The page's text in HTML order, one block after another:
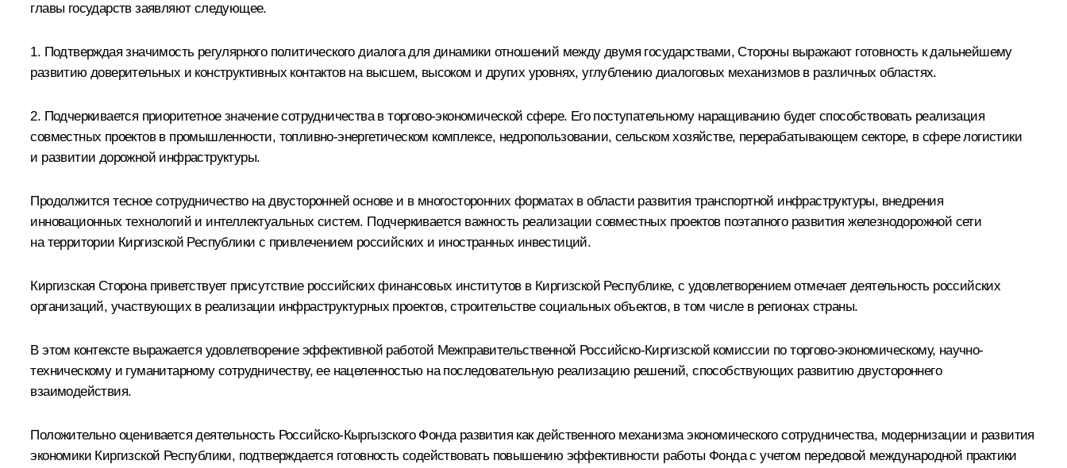
главы государств заявляют следующее.
1. Подтверждая значимость регулярного политического диалога для динамики отношений между двумя государствами, Стороны выражают готовность к дальнейшему
развитию доверительных и конструктивных контактов на высшем, высоком и других уровнях, углублению диалоговых механизмов в различных областях.
2. Подчеркивается приоритетное значение сотрудничества в торгово-экономической сфере. Его поступательному наращиванию будет способствовать реализация
совместных проектов в промышленности, топливно-энергетическом комплексе, недропользовании, сельском хозяйстве, перерабатывающем секторе, в сфере логистики
и развитии дорожной инфраструктуры.
Продолжится тесное сотрудничество на двусторонней основе и в многосторонних форматах в области развития транспортной инфраструктуры, внедрения
инновационных технологий и интеллектуальных систем. Подчеркивается важность реализации совместных проектов поэтапного развития железнодорожной сети
на территории Киргизской Республики с привлечением российских и иностранных инвестиций.
Киргизская Сторона приветствует присутствие российских финансовых институтов в Киргизской Республике, с удовлетворением отмечает деятельность российских
организаций, участвующих в реализации инфраструктурных проектов, строительстве социальных объектов, в том числе в регионах страны.
В этом контексте выражается удовлетворение эффективной работой Межправительственной Российско-Киргизской комиссии по торгово-экономическому, научно-
техническому и гуманитарному сотрудничеству, ее нацеленностью на последовательную реализацию решений, способствующих развитию двустороннего
взаимодействия.
Положительно оценивается деятельность Российско-Кыргызского Фонда развития как действенного механизма экономического сотрудничества, модернизации и развития
экономики Киргизской Республики, подтверждается готовность содействовать повышению эффективности работы Фонда с учетом передовой международной практики